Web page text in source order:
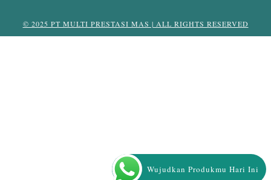
© 2025 PT MULTI PRESTASI MAS | ALL RIGHTS RESERVED
Wujudkan Produkmu Hari Ini